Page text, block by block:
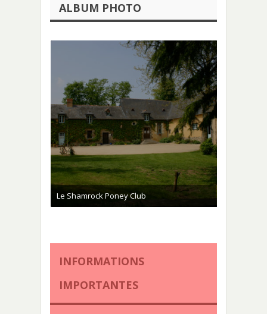
ALBUM PHOTO
Le Shamrock Poney Club
INFORMATIONS
IMPORTANTES